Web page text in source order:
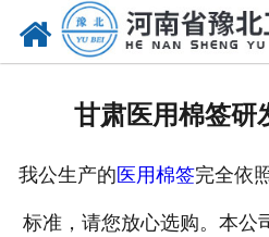
甘肃医用棉签研
我公生产的 医用棉签完全依
标准，请您放心选购。本